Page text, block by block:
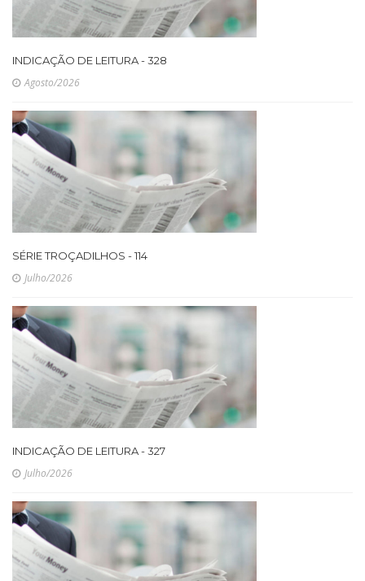
INDICAÇÃO DE LEITURA - 328
Agosto/2026
SÉRIE TROÇADILHOS - 114
Julho/2026
INDICAÇÃO DE LEITURA - 327
Julho/2026